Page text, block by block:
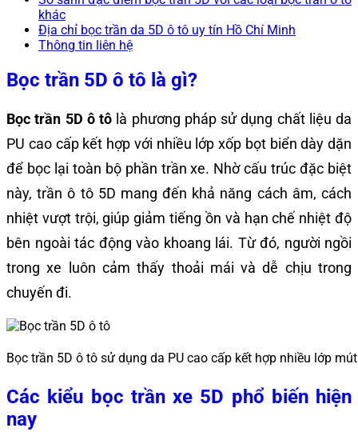
khác
Địa chỉ bọc trần da 5D ô tô uy tín Hồ Chí Minh
Thông tin liên hệ
Bọc trần 5D ô tô là gì?
Bọc trần 5D ô tô là phương pháp sử dụng chất liệu da
PU cao cấp kết hợp với nhiều lớp xốp bọt biển dày dặn
để bọc lại toàn bộ phần trần xe. Nhờ cấu trúc đặc biệt
này, trần ô tô 5D mang đến khả năng cách âm, cách
nhiệt vượt trội, giúp giảm tiếng ồn và hạn chế nhiệt độ
bên ngoài tác động vào khoang lái. Từ đó, người ngồi
trong xe luôn cảm thấy thoải mái và dễ chịu trong
chuyến đi.
Bọc trần 5D ô tô sử dụng da PU cao cấp kết hợp nhiều lớp
Các kiểu bọc trần xe 5D phổ biến hiện
nay